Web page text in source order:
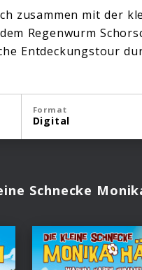
zusammen mit der
Regenwurm
Entdeckungstour
Format
Digital
Schnecke